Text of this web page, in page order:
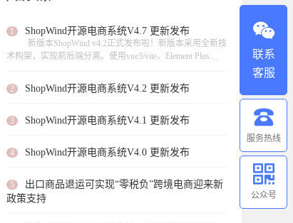
1 ShopWind开源电商系统V4.7 更新发布
新版本ShopWind v4.2正式发布啦！新版本采用全新技
术构架，实现前后端分离。使用vue3/vite、Element Plus
品的支持、支持扫码核销等功能，，修复了不少功能模块
2 ShopWind开源电商系统V4.2 更新发布
3 ShopWind开源电商系统V4.1 更新发布
4 ShopWind开源电商系统V4.0 更新发布
5
出口商品退运可实现“零税负”跨境电商迎来新
政策支持
联系
客服
服务热线
公众号